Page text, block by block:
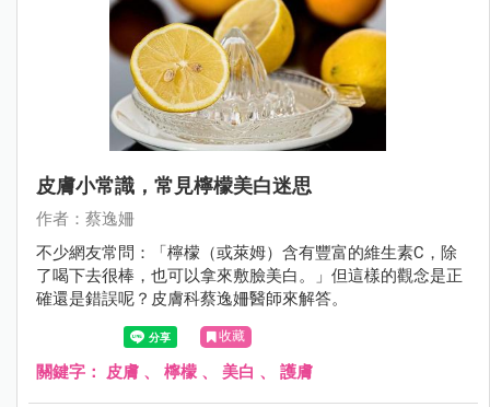
皮膚小常識，常見檸檬美白迷思
作者：蔡逸姍
不少網友常問：「檸檬（或萊姆）含有豐富的維生素C，除
了喝下去很棒，也可以拿來敷臉美白。」但這樣的觀念是正
確還是錯誤呢？皮膚科蔡逸姍醫師來解答。
收藏
關鍵字： 皮膚 、 檸檬 、 美白 、 護膚